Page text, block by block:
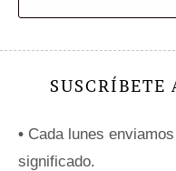
• Cada lunes
significado.